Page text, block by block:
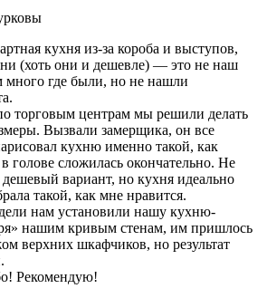
кухня из-за короба и выступов,
(хоть они и дешевле) — это не наш
где были, но не нашли
торговым центрам мы решили делать
Вызвали замерщика, он все
кухню именно такой, как
голове сложилась окончательно. Не
вариант, но кухня идеально
такой, как мне нравится.
нам установили нашу кухню-
нашим кривым стенам, им пришлось
верхних шкафчиков, но результат
Рекомендую!